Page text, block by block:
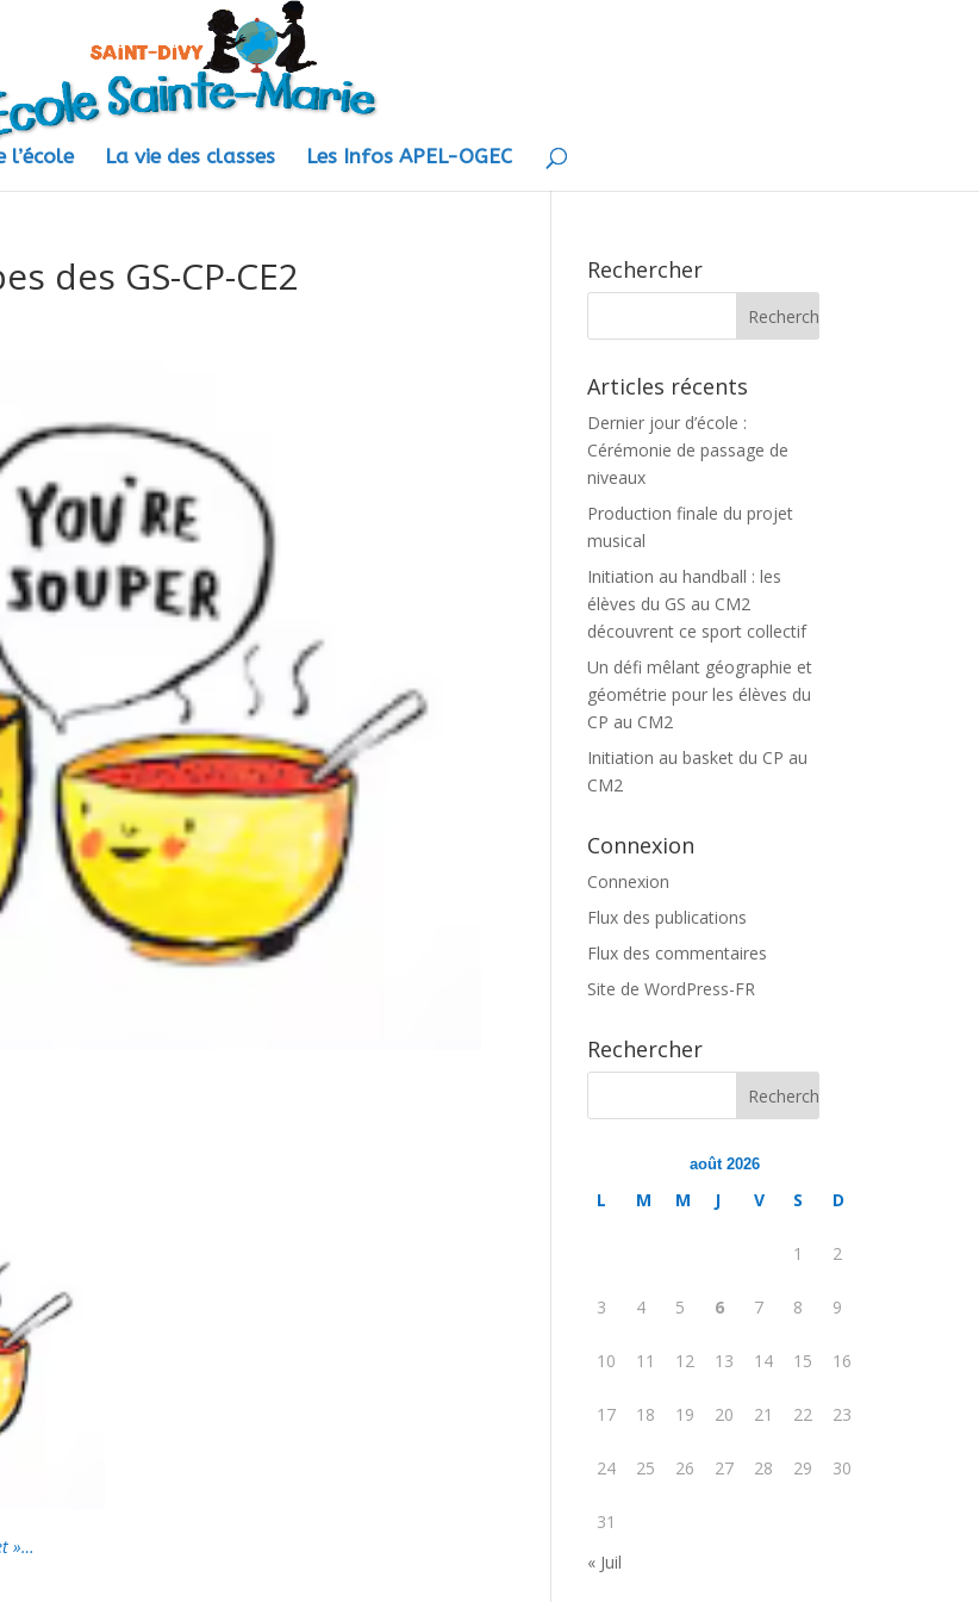
l’école La vie des classes Les Infos APEL-OGEC
des GS-CP-CE2
»…
Rechercher
Articles récents
Dernier jour d’école :
Cérémonie de passage de
niveaux
Production finale du projet
musical
Initiation au handball : les
élèves du GS au CM2
découvrent ce sport collectif
Un défi mêlant géographie et
géométrie pour les élèves du
CP au CM2
Initiation au basket du CP au
CM2
Connexion
Connexion
Flux des publications
Flux des commentaires
Site de WordPress-FR
Rechercher
août 2026
L M M J V S D
1 2
3 4 5 6 7 8 9
10 11 12 13 14 15 16
17 18 19 20 21 22 23
24 25 26 27 28 29 30
31
« Juil